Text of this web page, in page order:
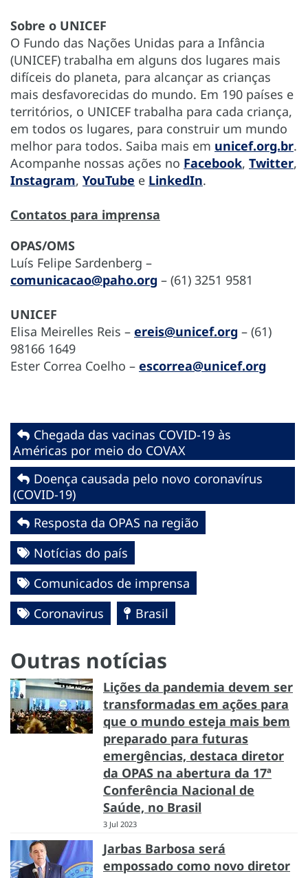
Sobre o UNICEF
O Fundo das Nações Unidas para a Infância
(UNICEF) trabalha em alguns dos lugares mais
difíceis do planeta, para alcançar as crianças
mais desfavorecidas do mundo. Em 190 países e
territórios, o UNICEF trabalha para cada criança,
em todos os lugares, para construir um mundo
melhor para todos. Saiba mais em unicef.org.br.
Acompanhe nossas ações no Facebook, Twitter,
Instagram, YouTube e LinkedIn.
Contatos para imprensa
OPAS/OMS
Luís Felipe Sardenberg –
comunicacao@paho.org – (61) 3251 9581
UNICEF
Elisa Meirelles Reis – ereis@unicef.org – (61)
98166 1649
Ester Correa Coelho – escorrea@unicef.org
Chegada das vacinas COVID-19 às
Américas por meio do COVAX
Doença causada pelo novo coronavírus
(COVID-19)
Resposta da OPAS na região
Notícias do país
Comunicados de imprensa
Coronavirus
Brasil
Outras notícias
Lições da pandemia devem ser
transformadas em ações para
que o mundo esteja mais bem
preparado para futuras
emergências, destaca diretor
da OPAS na abertura da 17ª
Conferência Nacional de
Saúde, no Brasil
3 Jul 2023
Jarbas Barbosa será
empossado como novo diretor